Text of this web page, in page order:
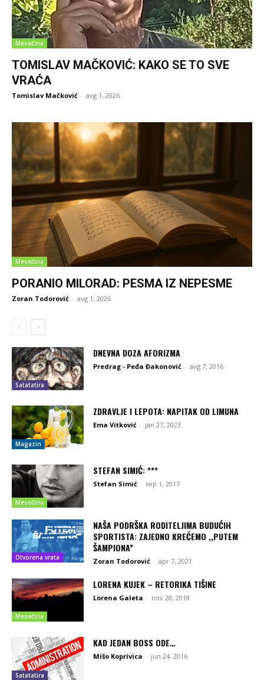
Mesečina
TOMISLAV MAČKOVIĆ: KAKO SE TO SVE
VRAĆA
Tomislav Mačković - avg 1, 2026
Mesečina
PORANIO MILORAD: PESMA IZ NEPESME
Zoran Todorović - avg 1, 2026
Satatatira
DNEVNA DOZA AFORIZMA
Predrag - Peđa Đakonović - avg 7, 2016
Magazin
ZDRAVLJE I LEPOTA: NAPITAK OD LIMUNA
Ema Vitković - jan 27, 2023
Mesečina
STEFAN SIMIĆ: ***
Stefan Simić - sep 1, 2017
Otvorena vrata
NAŠA PODRŠKA RODITELJIMA BUDUĆIH
SPORTISTA: ZAJEDNO KREĆEMO ,,PUTEM
ŠAMPIONA”
Zoran Todorović - apr 7, 2021
Mesečina
LORENA KUJEK – RETORIKA TIŠINE
Lorena Galeta - nov 28, 2018
Satatatira
KAD JEDAN BOSS ODE…
Mišo Koprivica - jun 24, 2016